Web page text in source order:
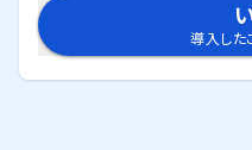
導入した